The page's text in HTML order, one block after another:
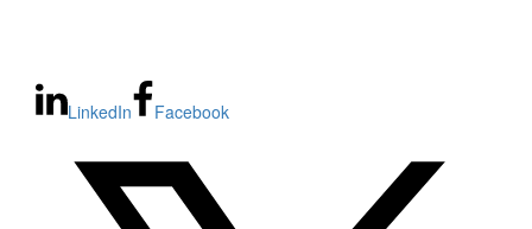
LinkedIn Facebook